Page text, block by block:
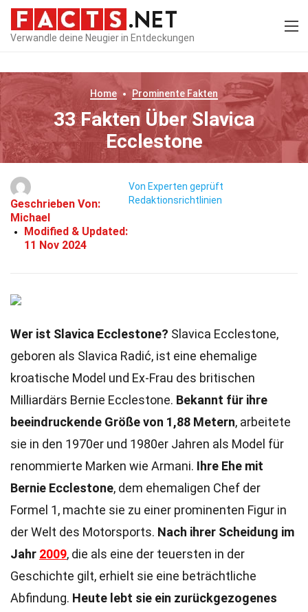
Verwandle deine Neugier in Entdeckungen
Home Prominente Fakten
33 Fakten Über Slavica
Ecclestone
Geschrieben Von:
Michael
Modified & Updated:
11 Nov 2024
Von Experten geprüft
Redaktionsrichtlinien
Wer ist Slavica Ecclestone? Slavica Ecclestone,
geboren als Slavica Radić, ist eine ehemalige
kroatische Model und Ex-Frau des britischen
Milliardärs Bernie Ecclestone. Bekannt für ihre
beeindruckende Größe von 1,88 Metern, arbeitete
sie in den 1970er und 1980er Jahren als Model für
renommierte Marken wie Armani. Ihre Ehe mit
Bernie Ecclestone, dem ehemaligen Chef der
Formel 1, machte sie zu einer prominenten Figur in
der Welt des Motorsports. Nach ihrer Scheidung im
Jahr 2009, die als eine der teuersten in der
Geschichte gilt, erhielt sie eine beträchtliche
Abfindung. Heute lebt sie ein zurückgezogenes